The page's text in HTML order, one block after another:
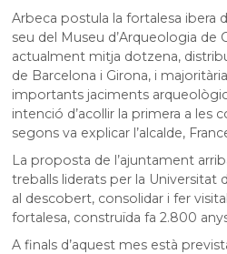
Arbeca postula la fortalesa ibera
seu del Museu d’Arqueologia de
actualment mitja dotzena,
de Barcelona i Girona, i
importants jaciments
intenció d’acollir la primera a les
segons va explicar l’alcalde,
La proposta de l’ajuntament
treballs liderats per la Universitat
al descobert, consolidar i fer
fortalesa, construïda fa 2.800
A finals d’aquest mes està